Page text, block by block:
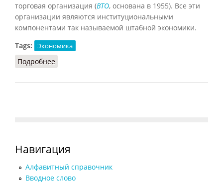
торговая организация (ВТО, основана в 1955). Все эти
организации являются институциональными
компонентами так называемой штабной экономики.
Tags:
Экономика
Подробнее
Навигация
Алфавитный справочник
Вводное слово